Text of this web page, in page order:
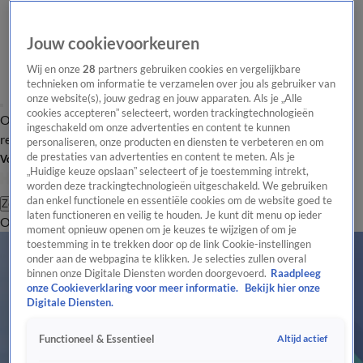
Overzicht Laatste nieuws Regionieuws Het beste van Hart
Tip de
redactie
Volg Hart van Nederland
Zoeken
OverzichtRegioUitzendingenWeerTip de redactiePanelVideo's
Jouw cookievoorkeuren
Wij en onze28 partners gebruiken cookies en vergelijkbare
technieken om informatie te verzamelen over jou als gebruiker van
onze website(s), jouw gedrag en jouw apparaten. Als je „Alle
cookies accepteren” selecteert, worden trackingtechnologieën
ingeschakeld om onze advertenties en content te kunnen
personaliseren, onze producten en diensten te verbeteren en om
de prestaties van advertenties en content te meten. Als je
„Huidige keuze opslaan” selecteert of je toestemming intrekt,
worden deze trackingtechnologieën uitgeschakeld. We gebruiken
dan enkel functionele en essentiële cookies om de website goed te
laten functioneren en veilig te houden. Je kunt dit menu op ieder
moment opnieuw openen om je keuzes te wijzigen of om je
toestemming in te trekken door op de link Cookie-instellingen
onder aan de webpagina te klikken. Je selecties zullen overal
binnen onze Digitale Diensten worden doorgevoerd. Raadpleeg
onze Cookieverklaring voor meer informatie.
Bekijk hier onze
Digitale Diensten.
Functioneel & Essentieel Altijd actief